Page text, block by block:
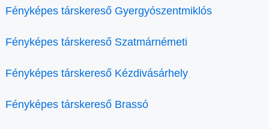
Fényképes társkereső Gyergyószentmiklós
Fényképes társkereső Szatmárnémeti
Fényképes társkereső Kézdivásárhely
Fényképes társkereső Brassó